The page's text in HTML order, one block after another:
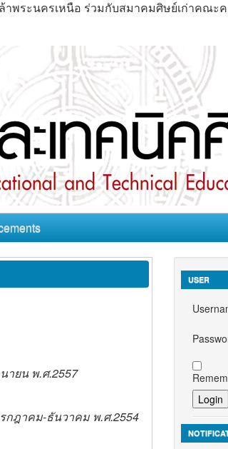
าพระนครเหนือ ร่วมกับสมาคมศิษย์เก่าคณ
ายน พ.ศ.2557
กฎาคม-ธันวาคม พ.ศ.2554
USER